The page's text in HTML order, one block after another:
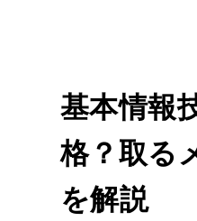
基本情報
格？取る
を解説